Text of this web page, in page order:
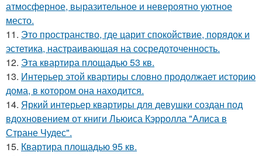
атмосферное, выразительное и невероятно уютное
место.
11. Это пространство, где царит спокойствие, порядок и
эстетика, настраивающая на сосредоточенность.
12. Эта квартира площадью 53 кв.
13. Интерьер этой квартиры словно продолжает историю
дома, в котором она находится.
14. Яркий интерьер квартиры для девушки создан под
вдохновением от книги Льюиса Кэрролла "Алиса в
Стране Чудес".
15. Квартира площадью 95 кв.